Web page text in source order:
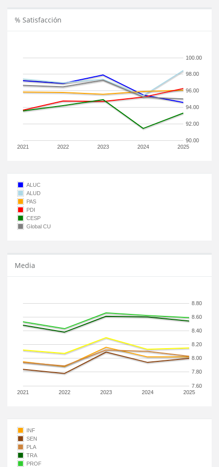
% Satisfacción
2021 2022 2023 2024 2025
90.00
92.00
94.00
96.00
98.00
100.00
ALUC
ALUD
PAS
PDI
CESP
Global CU
Media
2021 2022 2023 2024 2025
7.60
7.80
8.00
8.20
8.40
8.60
8.80
INF
SEN
PLA
TRA
PROF